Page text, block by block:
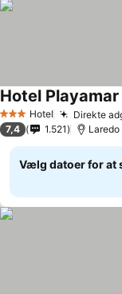
3 StjernerHotel Direkte
Hotel Playamar
7,4 1.521 Laredo
Vælg datoer for at